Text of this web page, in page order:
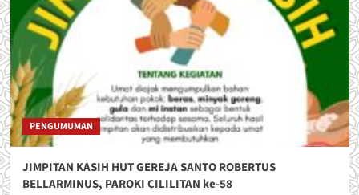
PENGUMUMAN
JIMPITAN KASIH HUT GEREJA SANTO ROBERTUS
BELLARMINUS, PAROKI CILILITAN ke-58